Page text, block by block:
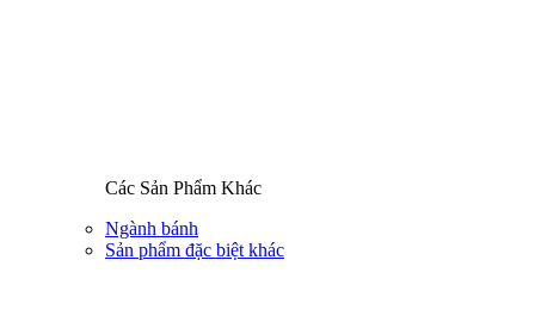
Các Sản Phẩm Khác
Ngành bánh
Sản phẩm đặc biệt khác